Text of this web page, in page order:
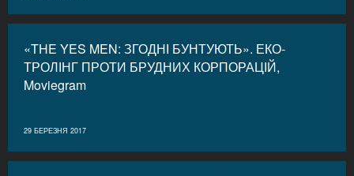
«THE YES MEN: ЗГОДНІ БУНТУЮТЬ». ЕКО-
ТРОЛІНГ ПРОТИ БРУДНИХ КОРПОРАЦІЙ,
Moviegram
29 БЕРЕЗНЯ 2017